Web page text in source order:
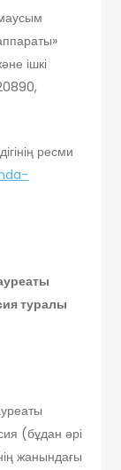
ішкі
ресми
туралы
(бұдан әрі
жанындағы